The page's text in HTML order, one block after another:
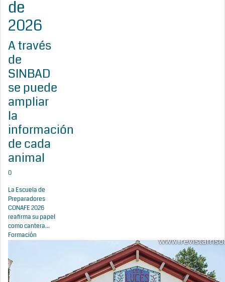
de
2026
A través
de
SINBAD
se puede
ampliar
la
información
de cada
animal
0
La Escuela de
Preparadores
CONAFE 2026
reafirma su papel
como cantera...
Formación